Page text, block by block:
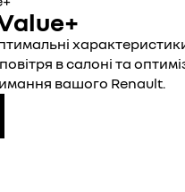
в салоні та
вашого Renault.